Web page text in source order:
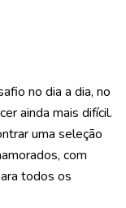
no dia a dia, no
ainda mais difícil.
uma seleção
com
todos os